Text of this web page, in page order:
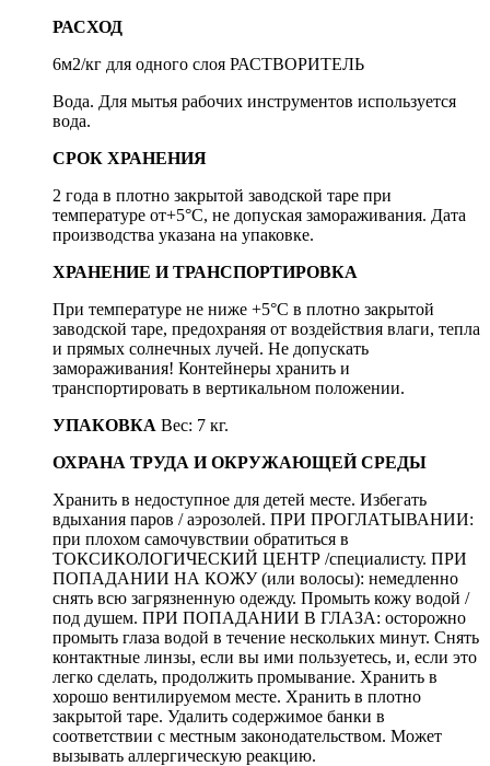
РАСХОД
6м2/кг для одного слоя РАСТВОРИТЕЛЬ
Вода. Для мытья рабочих инструментов используется
вода.
СРОК ХРАНЕНИЯ
2 года в плотно закрытой заводской таре при
температуре от+5°С, не допуская замораживания. Дата
производства указана на упаковке.
ХРАНЕНИЕ И ТРАНСПОРТИРОВКА
При температуре не ниже +5°С в плотно закрытой
заводской таре, предохраняя от воздействия влаги, тепла
и прямых солнечных лучей. Не допускать
замораживания! Контейнеры хранить и
транспортировать в вертикальном положении.
УПАКОВКА Вес: 7 кг.
ОХРАНА ТРУДА И ОКРУЖАЮЩЕЙ СРЕДЫ
Хранить в недоступное для детей месте. Избегать
вдыхания паров / аэрозолей. ПРИ ПРОГЛАТЫВАНИИ:
при плохом самочувствии обратиться в
ТОКСИКОЛОГИЧЕСКИЙ ЦЕНТР /специалисту. ПРИ
ПОПАДАНИИ НА КОЖУ (или волосы): немедленно
снять всю загрязненную одежду. Промыть кожу водой /
под душем. ПРИ ПОПАДАНИИ В ГЛАЗА: осторожно
промыть глаза водой в течение нескольких минут. Снять
контактные линзы, если вы ими пользуетесь, и, если это
легко сделать, продолжить промывание. Хранить в
хорошо вентилируемом месте. Хранить в плотно
закрытой таре. Удалить содержимое банки в
соответствии с местным законодательством. Может
вызывать аллергическую реакцию.